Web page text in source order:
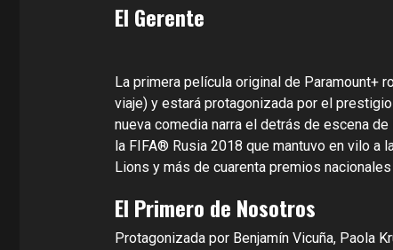
El Gerente
La primera película original de Paramount+
viaje) y estará protagonizada por el
nueva comedia narra el detrás de escena
la FIFA® Rusia 2018 que mantuvo en vilo a
Lions y más de cuarenta premios
El Primero de Nosotros
Protagonizada por Benjamín Vicuña, Paola